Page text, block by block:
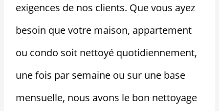
exigences de nos clients. Que vous ayez
besoin que votre maison, appartement
ou condo soit nettoyé quotidiennement,
une fois par semaine ou sur une base
mensuelle, nous avons le bon nettoyage